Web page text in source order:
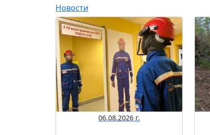
Новости
06.08.2026 г.